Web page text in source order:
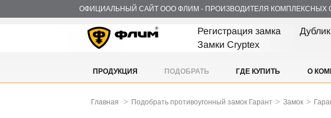
ОФИЦИАЛЬНЫЙ САЙТ ООО ФЛИМ - ПРОИЗВОДИТЕЛЯ КОМПЛЕКСНЫХ
Регистрация замка
Замки Cryptex
ПРОДУКЦИЯ ПОДОБРАТЬ ГДЕ КУПИТЬ О
Главная > Подобрать противоугонный замок Гарант > Замок >